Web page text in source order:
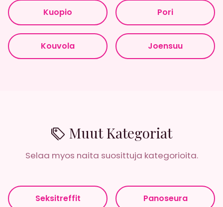
Kuopio Pori
Kouvola Joensuu
Muut Kategoriat
Selaa myos naita suosittuja kategorioita.
Seksitreffit Panoseura